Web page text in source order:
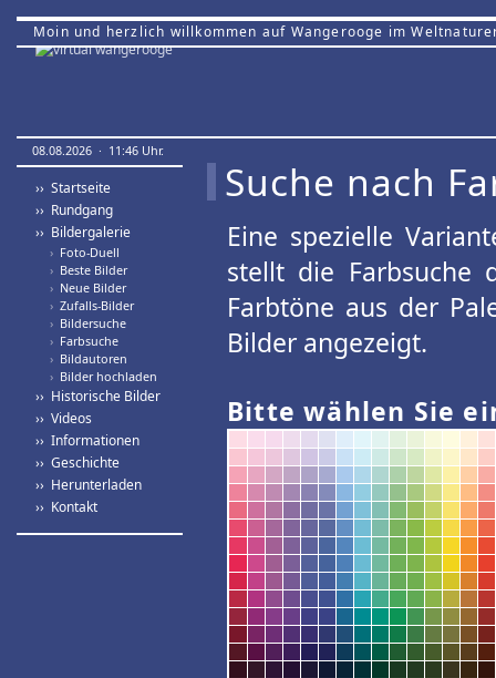
Moin und herzlich willkommen auf Wangerooge im
08.08.2026 · 11:46 Uhr.
›› Startseite
›› Rundgang
›› Bildergalerie
› Foto-Duell
› Beste Bilder
› Neue Bilder
› Zufalls-Bilder
› Bildersuche
› Farbsuche
› Bildautoren
› Bilder hochladen
›› Historische Bilder
›› Videos
›› Informationen
›› Geschichte
›› Herunterladen
›› Kontakt
Suche nach
Eine spezielle
stellt die Farbsuche
Farbtöne aus der
Bilder angezeigt.
Bitte wählen Sie